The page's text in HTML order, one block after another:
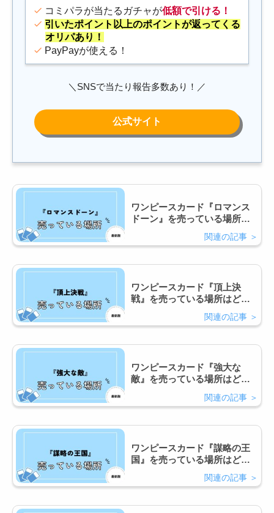
コミパラが当たるガチャが低額で引ける！
引いたポイント以上のポイントが返ってくる
オリパあり！
PayPayが使える！
＼SNSで当たり報告多数あり！／
ワンピースカード『ロマンス
ドーン』を売っている場所は
どこ？コンビニで買える？
ワンピースカード『頂上決
戦』を売っている場所はど
こ？コンビニで買える？
ワンピースカード『強大な
敵』を売っている場所はど
こ？コンビニで買える？
ワンピースカード『謀略の王
国』を売っている場所はど
こ？コンビニで買える？